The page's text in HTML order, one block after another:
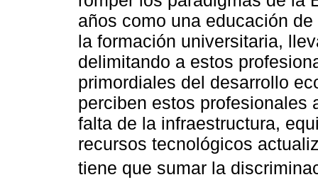
años como una educación
la formación universitaria,
delimitando a estos
primordiales del desarrollo
perciben estos profesionales
falta de la infraestructura,
recursos tecnológicos
tiene que sumar la